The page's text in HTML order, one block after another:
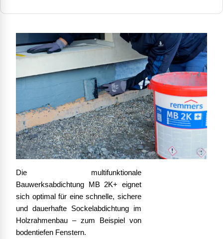
Die multifunktionale
Bauwerksabdichtung MB 2K+ eignet
sich optimal für eine schnelle, sichere
und dauerhafte Sockelabdichtung im
Holzrahmenbau – zum Beispiel von
bodentiefen Fenstern.
©